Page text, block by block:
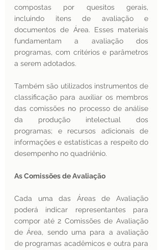
compostas por quesitos gerais,
incluindo itens de avaliação e
documentos de Área. Esses materiais
fundamentam a avaliação dos
programas, com critérios e parâmetros
a serem adotados.
Também são utilizados instrumentos de
classificação para auxiliar os membros
das comissões no processo de análise
da produção intelectual dos
programas; e recursos adicionais de
informações e estatísticas a respeito do
desempenho no quadriênio.
As Comissões de Avaliação
Cada uma das Áreas de Avaliação
poderá indicar representantes para
compor até 2 Comissões de Avaliação
de Área, sendo uma para a avaliação
de programas acadêmicos e outra para